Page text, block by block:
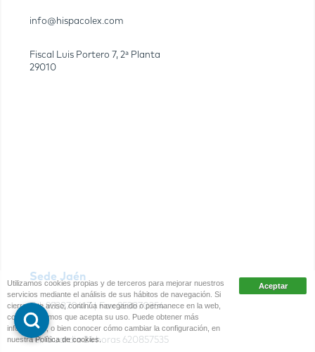
info@hispacolex.com
Fiscal Luis Portero 7, 2ª Planta
29010
Sede Jaén
Tel.953870417| Fax953870354
Tel. Guardia 24 horas 620857535
Utilizamos cookies propias y de terceros para mejorar nuestros
servicios mediante el análisis de sus hábitos de navegación. Si
cierra este aviso, continúa navegando o permanece en la web,
consideraremos que acepta su uso. Puede obtener más
información, o bien conocer cómo cambiar la configuración, en
nuestraPolítica de cookies.